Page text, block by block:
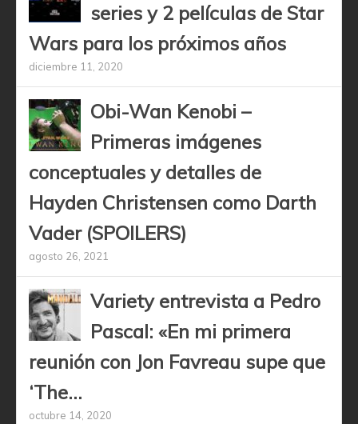
series y 2 películas de Star
Wars para los próximos años
diciembre 11, 2020
Obi-Wan Kenobi –
Primeras imágenes
conceptuales y detalles de
Hayden Christensen como Darth
Vader (SPOILERS)
agosto 26, 2021
Variety entrevista a Pedro
Pascal: «En mi primera
reunión con Jon Favreau supe que
‘The...
octubre 14, 2020